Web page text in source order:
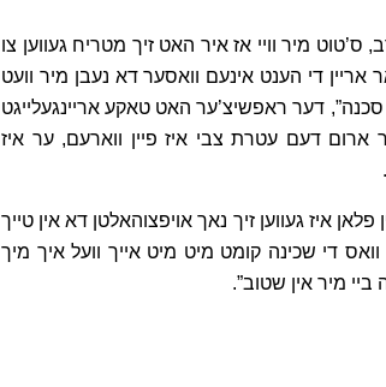
מיר וויי אז איר האט זיך מטריח געווען צו
די הענט אינעם וואסער דא נעבן מיר וועט
דער ראפשיצ’ער האט טאקע אריינגעלייגט
ארום דעם עטרת צבי איז פיין ווארעם, ער איז
איז געווען זיך נאך אויפצוהאלטן דא אין טייך
די שכינה קומט מיט מיט אייך וועל איך מיך
ביי מיר אין שטוב”.